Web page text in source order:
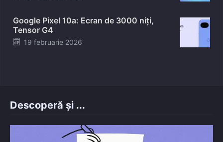
Google Pixel 10a: Ecran de 3000 niți,
Tensor G4
Posted
19 februarie 2026
Descoperă și ...